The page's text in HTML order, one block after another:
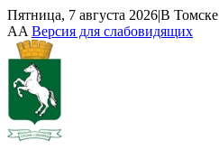
Пятница, 7 августа 2026|В Томске
AA Версия для слабовидящих